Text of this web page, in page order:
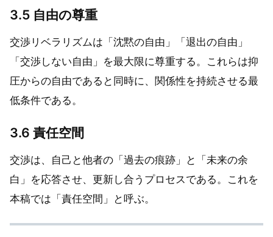
3.5 自由の尊重
交渉リベラリズムは「沈黙の自由」「退出の自由」
「交渉しない自由」を最大限に尊重する。これらは抑
圧からの自由であると同時に、関係性を持続させる最
低条件である。
3.6 責任空間
交渉は、自己と他者の「過去の痕跡」と「未来の余
白」を応答させ、更新し合うプロセスである。これを
本稿では「責任空間」と呼ぶ。